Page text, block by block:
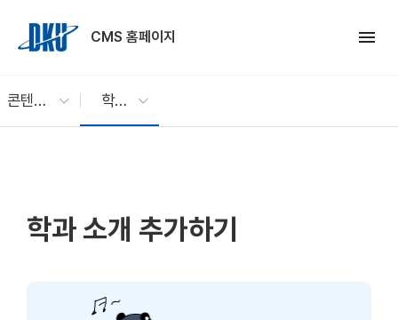
CMS 홈페이지
menu
콘텐츠 편집 방법 학과 소개 추가하기
학과 소개 추가하기